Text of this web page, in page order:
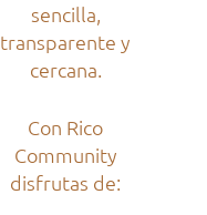
sencilla,
transparente y
cercana.
Con Rico
Community
disfrutas de: